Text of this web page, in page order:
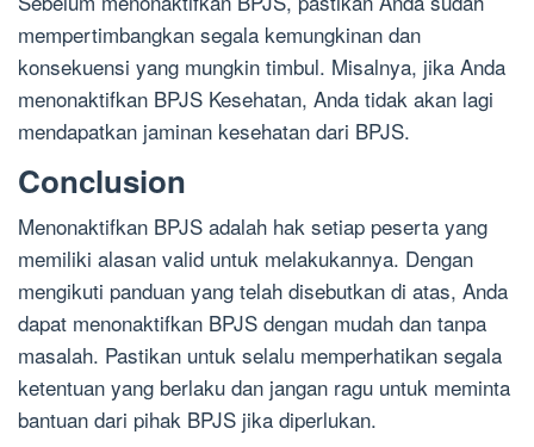
mempertimbangkan segala kemungkinan dan
konsekuensi yang mungkin timbul. Misalnya, jika Anda
menonaktifkan BPJS Kesehatan, Anda tidak akan lagi
mendapatkan jaminan kesehatan dari BPJS.
Conclusion
Menonaktifkan BPJS adalah hak setiap peserta yang
memiliki alasan valid untuk melakukannya. Dengan
mengikuti panduan yang telah disebutkan di atas, Anda
dapat menonaktifkan BPJS dengan mudah dan tanpa
masalah. Pastikan untuk selalu memperhatikan segala
ketentuan yang berlaku dan jangan ragu untuk meminta
bantuan dari pihak BPJS jika diperlukan.